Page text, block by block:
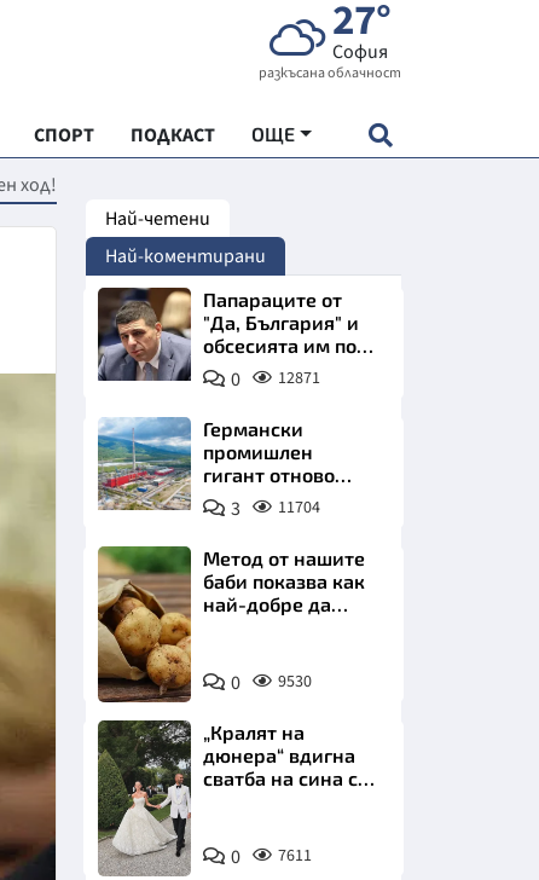
27°
София
разкъсана облачност
СПОРТ ПОДКАСТ ОЩЕ
"ЧУДЕСАТА НА БЪЛГАРИЯ"
ХРАНА
ход!
Най-четени
Най-коментирани
Папараците от
"Да, България" и
обсесията им по
Пеевски
0 12871
Германски
промишлен
гигант отново
позлатява наш
град
3 11704
Снимка:
Пиксабей
Метод от нашите
баби показва как
най-добре да
0 9530
Снимка:
Инстаграм
„Кралят на
дюнера“ вдигна
сватба на сина си
Комо
0 7611